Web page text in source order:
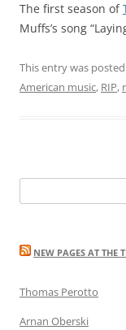
The first season of
Muffs’s song
This entry was
American music, RIP,
for:
NEW PAGES AT THE
Thomas Perotto
Arnan Oberski